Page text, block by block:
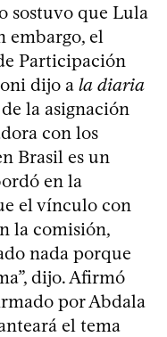
sostuvo que Lula
embargo, el
Participación
dijo a la diaria
la asignación
con los
Brasil es un
en la
el vínculo con
la comisión,
nada porque
dijo. Afirmó
por Abdala
el tema